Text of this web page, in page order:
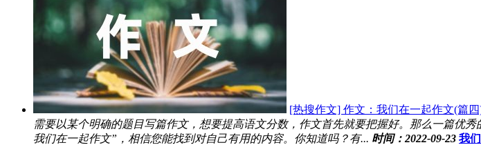
[热搜作文] 作文：我们在一起作文(篇
需要以某个明确的题目写篇作文，想要提高语文分数，作文首先就要把握好。那么一篇优
我们在一起作文”，相信您能找到对自己有用的内容。你知道吗？有... 时间：2022-09-23 我